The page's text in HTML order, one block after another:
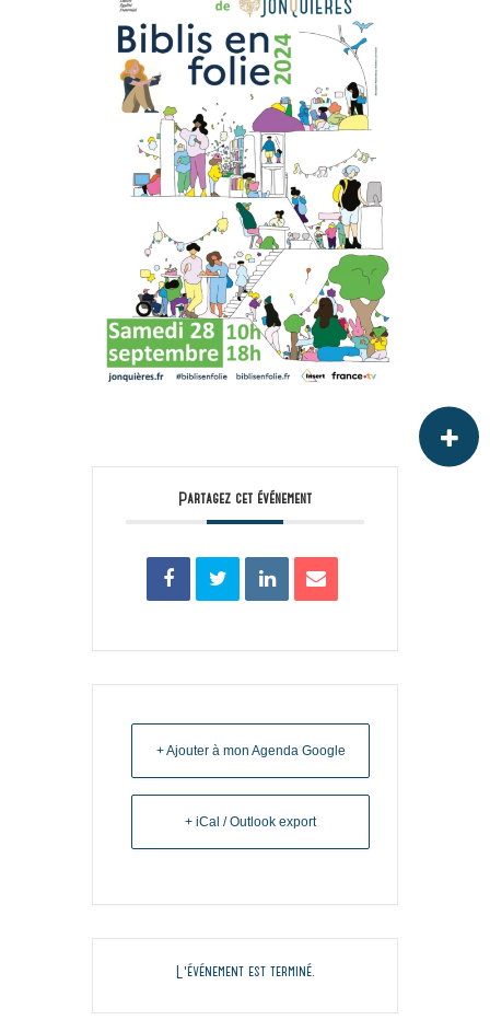
Partagez cet événement
+ Ajouter à mon Agenda Google
+ iCal / Outlook export
L'événement est terminé.